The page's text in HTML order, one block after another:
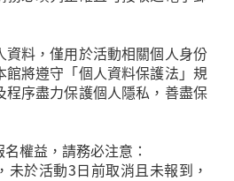
資料，僅用於活動相關個人身份
將遵守「個人資料保護法」規
程序盡力保護個人隱私，善盡保
權益，請務必注意：
未於活動3日前取消且未報到，